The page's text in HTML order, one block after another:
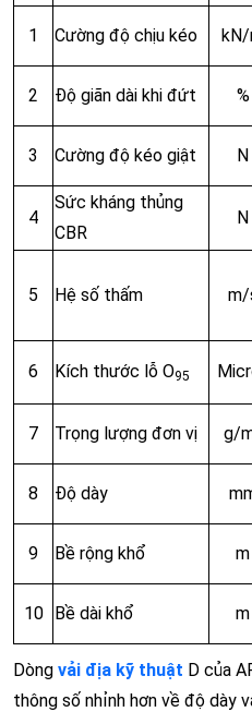
1 Cường độ chịu kéo
2 Độ giãn dài khi đứt %
3 Cường độ kéo giật N
4
Sức kháng thủng
CBR
N
5 Hệ số thấm m/
6 Kích thước lỗ O95
7 Trọng lượng đơn vị g/
8 Độ dày
9 Bề rộng khổ m
10 Bề dài khổ m
Dòng vải địa kỹ thuật D của
thông số nhỉnh hơn về độ dày